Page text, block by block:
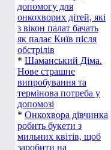
допомогу для
онкохворих дітей, які
з вікон палат бачать
як палає Київ після
обстрілів
* Шаманський Діма.
Нове страшне
випробування та
термінова потреба у
допомозі
* Онкохвора дівчинка
робить букети з
мильних квітів, щоб
заробити на